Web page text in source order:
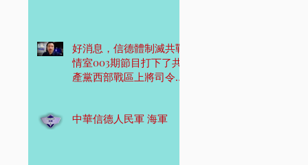
好消息，信德體制滅共戰
情室003期節目打下了共
產黨西部戰區上將司令
中華信德人民軍 海軍